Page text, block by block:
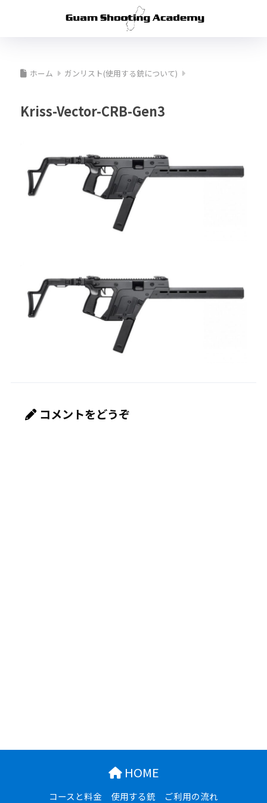
ホーム ガンリスト(使用する銃について)
Kriss-Vector-CRB-Gen3
コメントをどうぞ
HOME
コースと料金 使用する銃 ご利用の流れ